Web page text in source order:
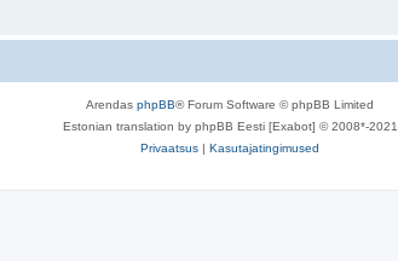
Arendas phpBB® Forum Software © phpBB Limited
Estonian translation by phpBB Eesti [Exabot] © 2008*-2021
Privaatsus | Kasutajatingimused